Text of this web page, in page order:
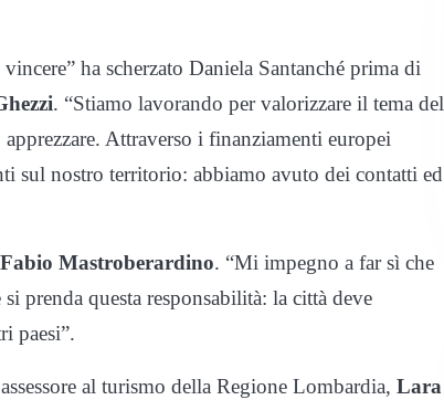
ha scherzato Daniela Santanché prima di
. “Stiamo lavorando per valorizzare il tema del
Attraverso i finanziamenti europei
sul nostro territorio: abbiamo avuto dei contatti ed
Fabio Mastroberardino. “Mi impegno a far sì che
prenda questa responsabilità: la città deve
paesi”.
al turismo della Regione Lombardia, Lara